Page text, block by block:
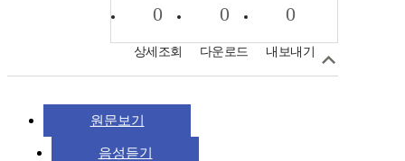
0
상세조회
0
다운로드
0
내보내기
원문보기
음성듣기